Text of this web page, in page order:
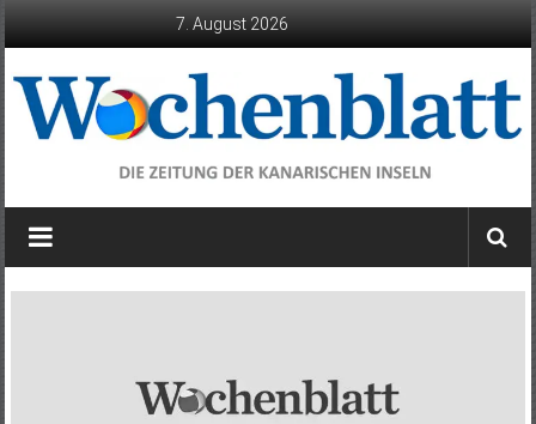
7. August 2026
Wochenblatt
die